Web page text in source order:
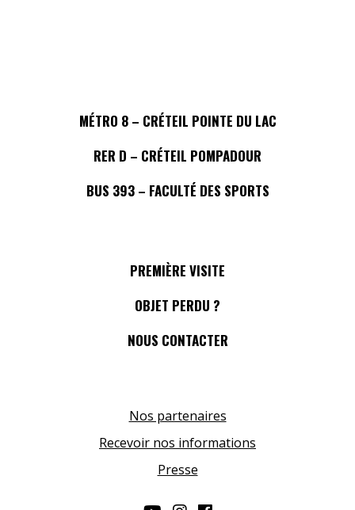
MÉTRO 8 – CRÉTEIL POINTE DU LAC
RER D – CRÉTEIL POMPADOUR
BUS 393 – FACULTÉ DES SPORTS
PREMIÈRE VISITE
OBJET PERDU ?
NOUS CONTACTER
Nos partenaires
Recevoir nos informations
Presse